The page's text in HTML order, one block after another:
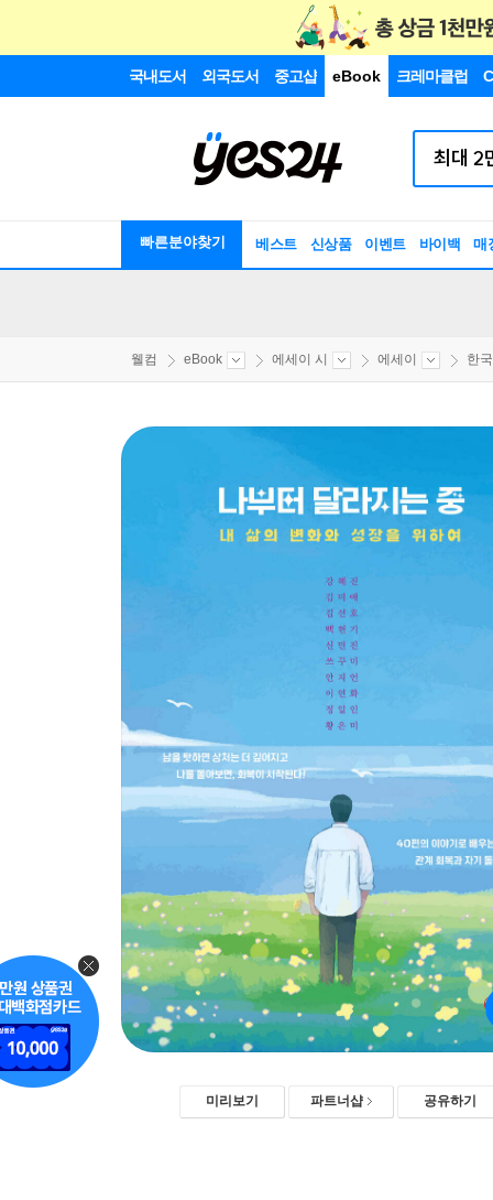
국내도서 외국도서 중고샵 eBook 크레마클럽
빠른분야찾기 베스트 신상품 이벤트 바이백 매
웰컴 eBook 에세이 시 에세이 한
미리보기 파트너샵 공유하기